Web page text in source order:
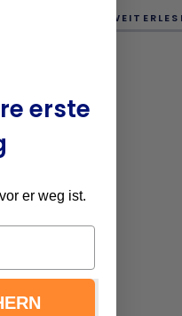
erste
er weg ist.